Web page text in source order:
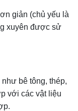
giản (chủ yếu là
xuyên được sử
bê tông, thép,
với các vật liệu